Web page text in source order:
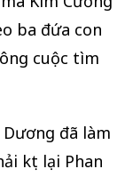
ba đứa con
cuộc tìm
đã làm
kẹt lại Phan